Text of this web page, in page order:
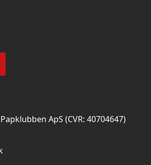
ApS (CVR: 40704647)